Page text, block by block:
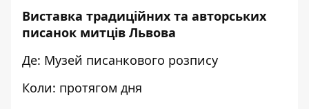
Виставка традиційних та авторських
писанок митців Львова
Де: Музей писанкового розпису
Коли: протягом дня